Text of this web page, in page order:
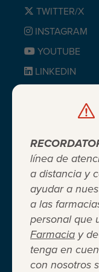
línea de
a distancia y
ayudar a
a las
personal que
Farmacia y de
tenga en
con nosotros
Cuando
suficiente ®
Entidad
TWITTER/X
INSTAGRAM
YOUTUBE
LINKEDIN